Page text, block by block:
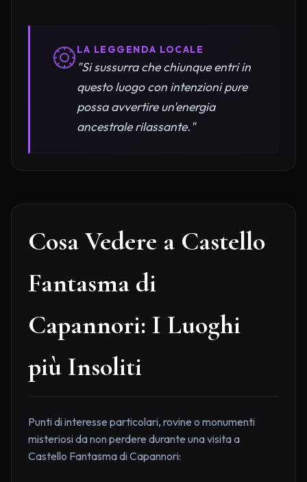
LA LEGGENDA LOCALE
"Si sussurra che chiunque entri in
questo luogo con intenzioni pure
possa avvertire un'energia
ancestrale rilassante."
Cosa Vedere a Castello
Fantasma di
Capannori: I Luoghi
più Insoliti
Punti di interesse particolari, rovine o monumenti
misteriosi da non perdere durante una visita a
Castello Fantasma di Capannori: